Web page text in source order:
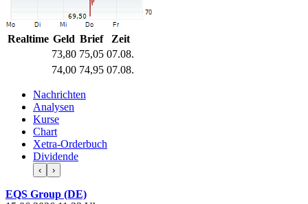
Realtime Geld Brief
Zeit
73,80 75,05 07.08.
74,00 74,95 07.08.
Nachrichten
Analysen
Kurse
Chart
Xetra-Orderbuch
Dividende
‹ ›
EQS Group (DE)